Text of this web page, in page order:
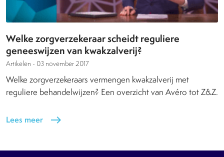
Welke zorgverzekeraar scheidt reguliere
geneeswijzen van kwakzalverij?
Artikelen - 03 november 2017
Welke zorgverzekeraars vermengen kwakzalverij met
reguliere behandelwijzen? Een overzicht van Avéro tot Z&Z.
Lees meer east